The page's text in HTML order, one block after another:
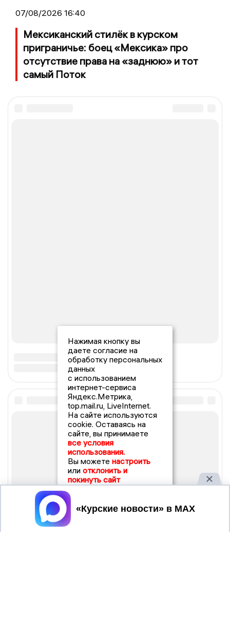
07/08/2026 16:40
Мексиканский стилёк в курском
приграничье: боец «Мексика» про
отсутствие права на «заднюю» и тот
самый Поток
Нажимая кнопку вы
даете согласие на
обработку персональных
данных
с использованием
интернет-сервиса
Яндекс.Метрика,
top.mail.ru, LiveInternet.
На сайте используются
cookie. Оставаясь на
сайте, вы принимаете
все условия
использования.
Вы можете настроить
или отклонить и
покинуть сайт
Принять